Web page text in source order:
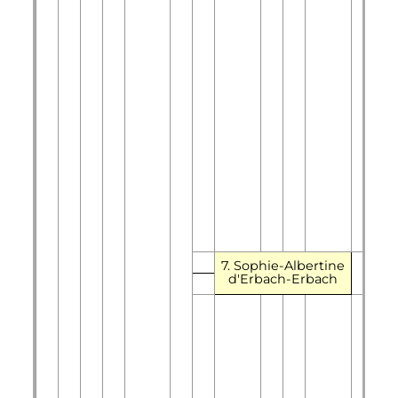
7. Sophie-Albertine
d'Erbach-Erbach